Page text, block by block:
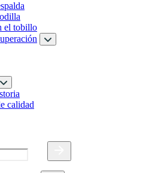
el tobillo
calidad